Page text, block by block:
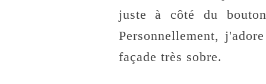
juste à côté du
Personnellement,
façade très sobre.